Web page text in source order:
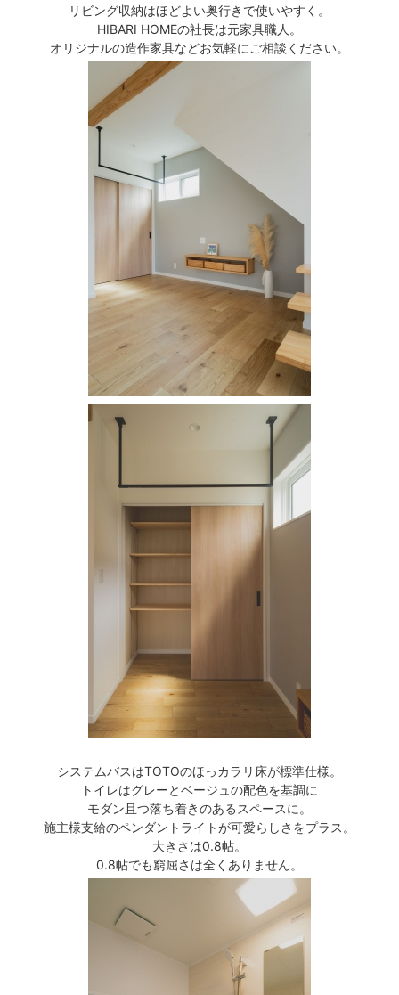
リビング収納はほどよい奥行きで使いやすく。
HIBARI HOMEの社長は元家具職人。
オリジナルの造作家具などお気軽にご相談ください。
システムバスはTOTOのほっカラリ床が標準仕様。
トイレはグレーとベージュの配色を基調に
モダン且つ落ち着きのあるスペースに。
施主様支給のペンダントライトが可愛らしさをプラス。
大きさは0.8帖。
0.8帖でも窮屈さは全くありません。